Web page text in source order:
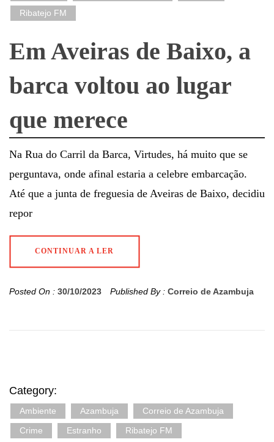
Ribatejo FM
Em Aveiras de Baixo, a
barca voltou ao lugar
que merece
Na Rua do Carril da Barca, Virtudes, há muito que se
perguntava, onde afinal estaria a celebre embarcação.
Até que a junta de freguesia de Aveiras de Baixo, decidiu
repor
CONTINUAR A LER
Posted On : 30/10/2023 Published By : Correio de Azambuja
Category:
Ambiente Azambuja
Correio de Azambuja
Crime
Estranho Ribatejo FM